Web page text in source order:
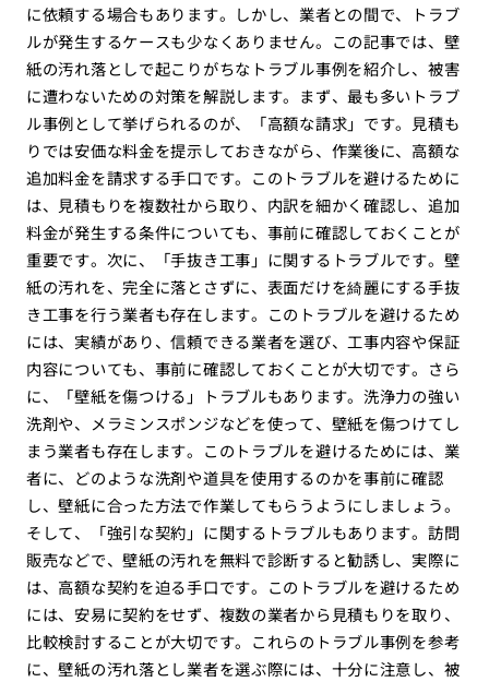
に依頼する場合もあります。しかし、業者との間で、トラブ
ルが発生するケースも少なくありません。この記事では、壁
紙の汚れ落としで起こりがちなトラブル事例を紹介し、被害
に遭わないための対策を解説します。まず、最も多いトラブ
ル事例として挙げられるのが、「高額な請求」です。見積も
りでは安価な料金を提示しておきながら、作業後に、高額な
追加料金を請求する手口です。このトラブルを避けるために
は、見積もりを複数社から取り、内訳を細かく確認し、追加
料金が発生する条件についても、事前に確認しておくことが
重要です。次に、「手抜き工事」に関するトラブルです。壁
紙の汚れを、完全に落とさずに、表面だけを綺麗にする手抜
き工事を行う業者も存在します。このトラブルを避けるため
には、実績があり、信頼できる業者を選び、工事内容や保証
内容についても、事前に確認しておくことが大切です。さら
に、「壁紙を傷つける」トラブルもあります。洗浄力の強い
洗剤や、メラミンスポンジなどを使って、壁紙を傷つけてし
まう業者も存在します。このトラブルを避けるためには、業
者に、どのような洗剤や道具を使用するのかを事前に確認
し、壁紙に合った方法で作業してもらうようにしましょう。
そして、「強引な契約」に関するトラブルもあります。訪問
販売などで、壁紙の汚れを無料で診断すると勧誘し、実際に
は、高額な契約を迫る手口です。このトラブルを避けるため
には、安易に契約をせず、複数の業者から見積もりを取り、
比較検討することが大切です。これらのトラブル事例を参考
に、壁紙の汚れ落とし業者を選ぶ際には、十分に注意し、被